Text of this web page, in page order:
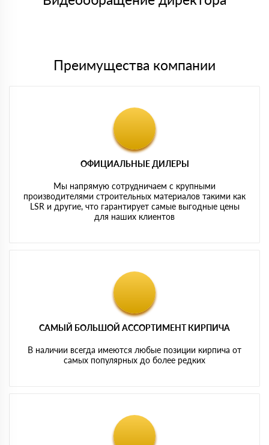
Преимущества компании
ОФИЦИАЛЬНЫЕ ДИЛЕРЫ
Мы напрямую сотрудничаем с крупными
производителями строительных материалов такими как
LSR и другие, что гарантирует самые выгодные цены
для наших клиентов
САМЫЙ БОЛЬШОЙ АССОРТИМЕНТ КИРПИЧА
В наличии всегда имеются любые позиции кирпича от
самых популярных до более редких